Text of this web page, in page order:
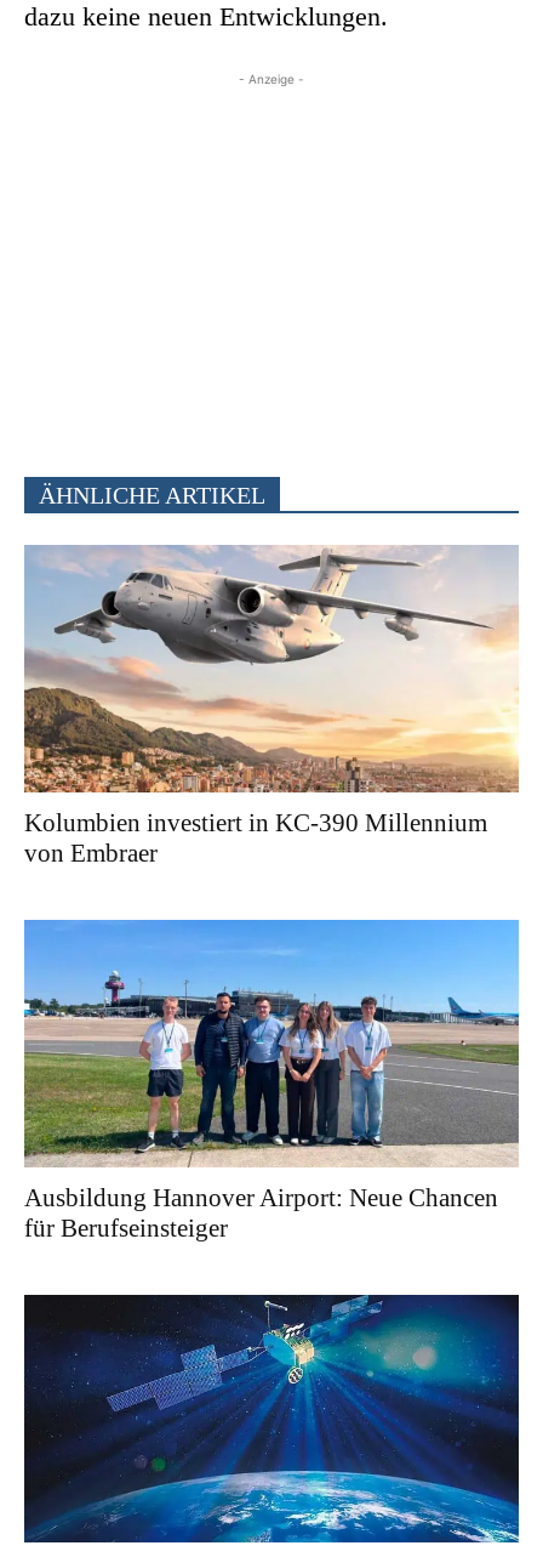
dazu keine neuen Entwicklungen.
- Anzeige -
ÄHNLICHE ARTIKEL
Kolumbien investiert in KC-390 Millennium
von Embraer
Ausbildung Hannover Airport: Neue Chancen
für Berufseinsteiger